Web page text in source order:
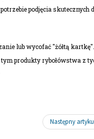
podjęcia skutecznych
lub wycofać "żółtą
produkty rybołówstwa z
Następny